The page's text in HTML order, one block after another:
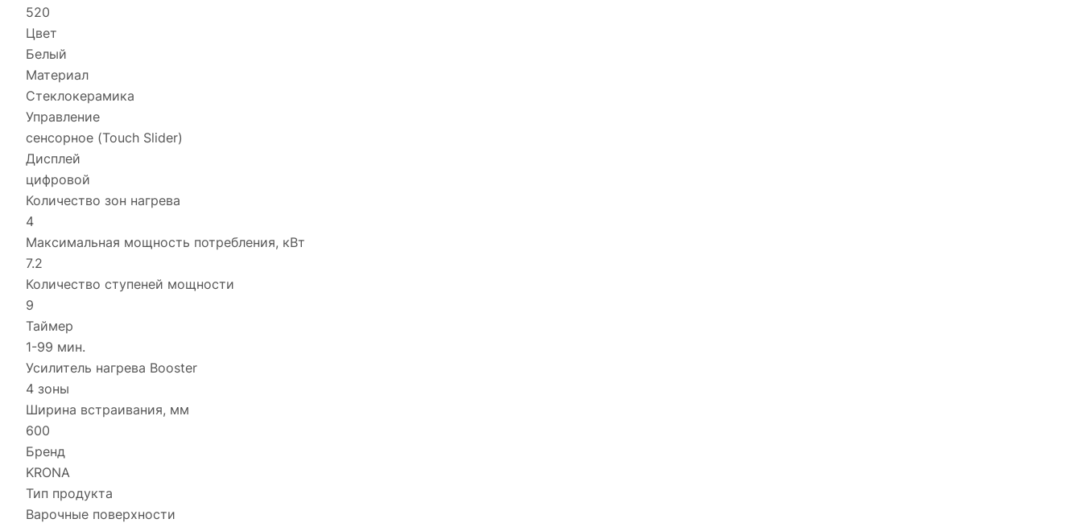
520
Цвет
Белый
Материал
Стеклокерамика
Управление
сенсорное (Touch Slider)
Дисплей
цифровой
Количество зон нагрева
4
Максимальная мощность потребления, кВт
7.2
Количество ступеней мощности
9
Таймер
1-99 мин.
Усилитель нагрева Booster
4 зоны
Ширина встраивания, мм
600
Бренд
KRONA
Тип продукта
Варочные поверхности